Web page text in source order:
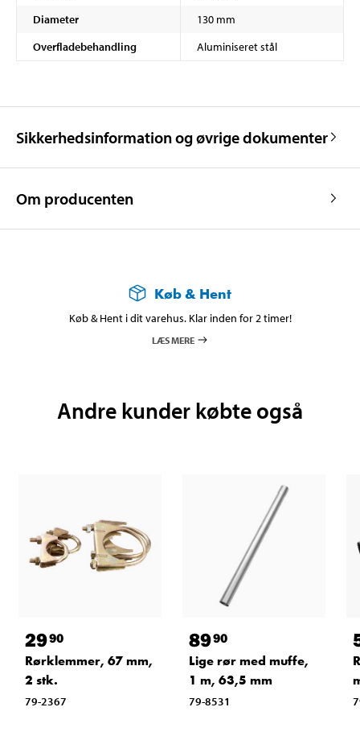
Diameter
130 mm
Overfladebehandling
Aluminiseret stål
Sikkerhedsinformation og øvrige dokumenter
Om producenten
Køb & Hent
Køb & Hent i dit varehus. Klar inden for 2 timer!
LÆS MERE
Andre kunder købte også
2990
Rørklemmer, 67 mm,
2 stk.
79-2367
8990
Lige rør med muffe,
1 m, 63,5 mm
79-8531